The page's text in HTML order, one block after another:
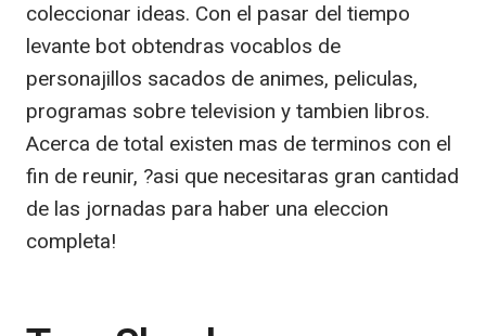
coleccionar ideas. Con el pasar del tiempo
levante bot obtendras vocablos de
personajillos sacados de animes, peliculas,
programas sobre television y tambien libros.
Acerca de total existen mas de terminos con el
fin de reunir, ?asi que necesitaras gran cantidad
de las jornadas para haber una eleccion
completa!